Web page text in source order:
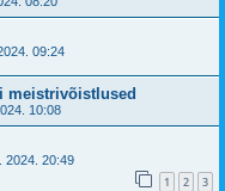
09:24
meistrivõistlused
10:08
2024. 20:49
1 2 3